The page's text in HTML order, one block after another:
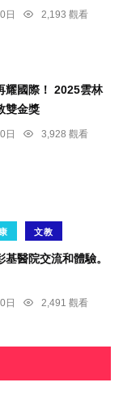
日
2,193 觀看
耀國際！ 2025雲林
雙金獎
日
3,928 觀看
文教
醫院交流和體驗。
日
2,491 觀看